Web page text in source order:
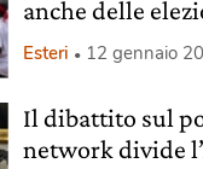
anche delle
Esteri 12 gennaio
Il dibattito sul
network divide